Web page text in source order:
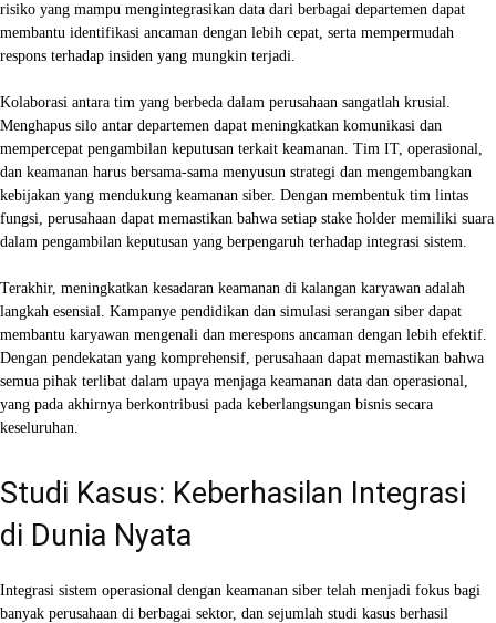
risiko yang mampu mengintegrasikan data dari berbagai departemen dapat
membantu identifikasi ancaman dengan lebih cepat, serta mempermudah
respons terhadap insiden yang mungkin terjadi.
Kolaborasi antara tim yang berbeda dalam perusahaan sangatlah krusial.
Menghapus silo antar departemen dapat meningkatkan komunikasi dan
mempercepat pengambilan keputusan terkait keamanan. Tim IT, operasional,
dan keamanan harus bersama-sama menyusun strategi dan mengembangkan
kebijakan yang mendukung keamanan siber. Dengan membentuk tim lintas
fungsi, perusahaan dapat memastikan bahwa setiap stake holder memiliki suara
dalam pengambilan keputusan yang berpengaruh terhadap integrasi sistem.
Terakhir, meningkatkan kesadaran keamanan di kalangan karyawan adalah
langkah esensial. Kampanye pendidikan dan simulasi serangan siber dapat
membantu karyawan mengenali dan merespons ancaman dengan lebih efektif.
Dengan pendekatan yang komprehensif, perusahaan dapat memastikan bahwa
semua pihak terlibat dalam upaya menjaga keamanan data dan operasional,
yang pada akhirnya berkontribusi pada keberlangsungan bisnis secara
keseluruhan.
Studi Kasus: Keberhasilan Integrasi
di Dunia Nyata
Integrasi sistem operasional dengan keamanan siber telah menjadi fokus bagi
banyak perusahaan di berbagai sektor, dan sejumlah studi kasus berhasil